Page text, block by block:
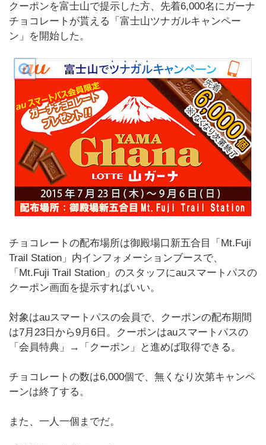
クーポンを富士山で提示した方、先着6,000名にガーナ
チョコレートが貰える「富士山ツナガルキャンペー
ン」を開始した。
チョコレートの配布場所は御殿場口新五合目「Mt.Fuji
Trail Station」内インフォメーションブースで、
「Mt.Fuji Trail Station」のスタッフにauスマートパスの
クーポン画面を提示すればいい。
対象はauスマートパスの会員で、クーポンの配布期間
は7月23日から9月6日。クーポンはauスマートパスの
「会員特典」→「クーポン」と進めば取得できる。
チョコレートの数は6,000個で、無くなり次第キャンペ
ーンは終了する。
また、一人一個までだ。